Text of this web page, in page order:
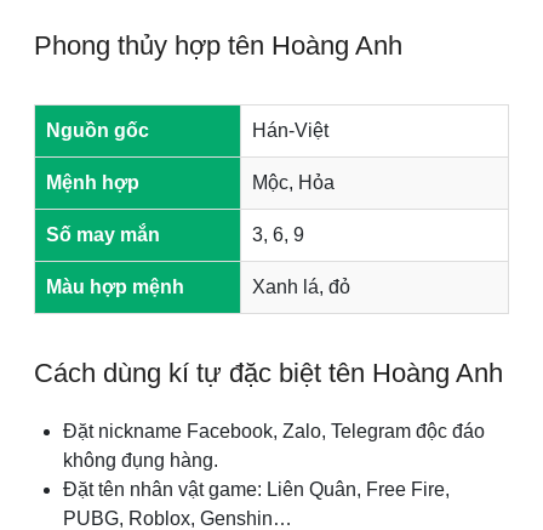
Phong thủy hợp tên Hoàng Anh
Nguồn gốc Hán-Việt
Mệnh hợp Mộc, Hỏa
Số may mắn 3, 6, 9
Màu hợp mệnh Xanh lá, đỏ
Cách dùng kí tự đặc biệt tên Hoàng Anh
Đặt nickname Facebook, Zalo, Telegram độc đáo
không đụng hàng.
Đặt tên nhân vật game: Liên Quân, Free Fire,
PUBG, Roblox, Genshin…